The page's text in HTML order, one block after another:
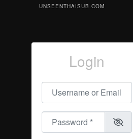
UNSEENTHAISUB.COM
Login
Username or Email
Password